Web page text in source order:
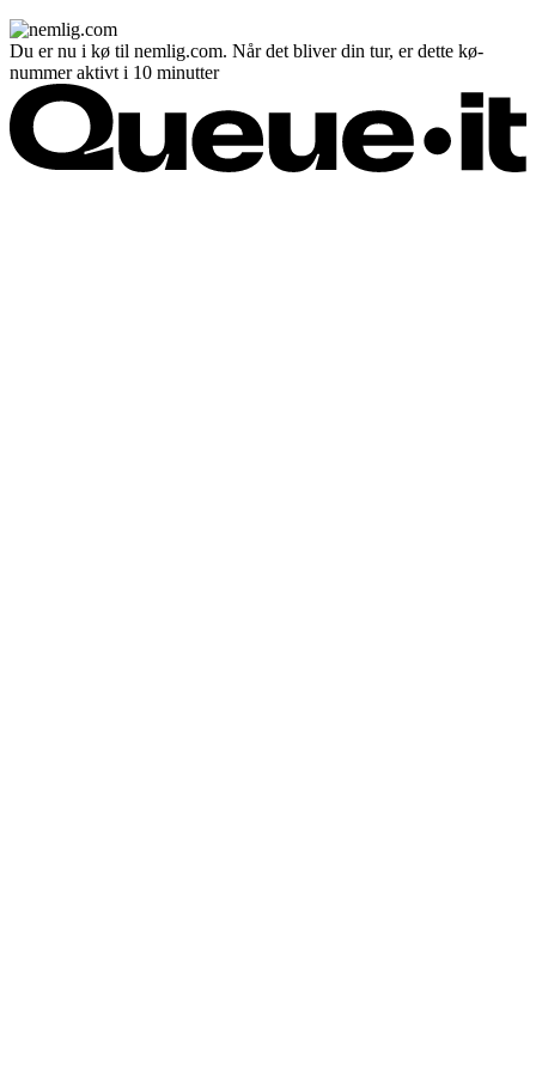
Du er nu i kø til nemlig.com. Når det bliver din tur, er dette kø-
nummer aktivt i 10 minutter